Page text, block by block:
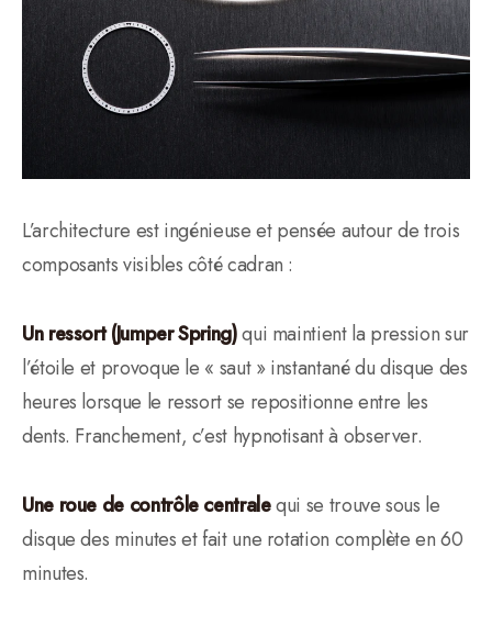
L’architecture est ingénieuse et pensée autour de trois
composants visibles côté cadran :
Un ressort (Jumper Spring)qui maintient la pression sur
l’étoile et provoque le « saut » instantané du disque des
heures lorsque le ressort se repositionne entre les
dents. Franchement, c’est hypnotisant à observer.
Une roue de contrôle centralequi se trouve sous le
disque des minutes et fait une rotation complète en 60
minutes.